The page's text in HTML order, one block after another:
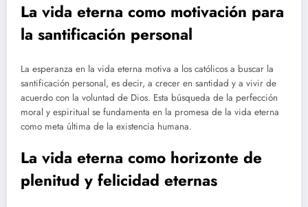
La vida eterna como motivación para
la santificación personal
La esperanza en la vida eterna motiva a los católicos a buscar la
santificación personal, es decir, a crecer en santidad y a vivir de
acuerdo con la voluntad de Dios. Esta búsqueda de la perfección
moral y espiritual se fundamenta en la promesa de la vida eterna
como meta última de la existencia humana.
La vida eterna como horizonte de
plenitud y felicidad eternas